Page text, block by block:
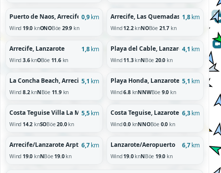
Puerto de Naos, Arrecife, Lanzarote
0,9 km
Wind 19.0 knONOBöe29.9 kn
Arrecife, Las Quemadas, Lanzarote
1,8km
Wind12.2knNOBöe 21.7kn
Arrecife, Lanzarote 1,8 km
Wind 3.6knOBöe 11.6kn
Playa del Cable, Lanzarote
4,1 km
Wind11.3knNBöe 20.0 kn
La Concha Beach, Arrecife, Lanzarote
5,1 km
Wind 8.2knNBöe 11.9kn
Playa Honda, Lanzarote 5,1 km
Wind6.8knNNWBöe 9.0 kn
Costa Teguise Villa La Morena, Lanzarote
5,5 km
Wind 14.2 knSOBöe20.0kn
Costa Teguise, Lazarote 6,3km
Wind0.0knNNOBöe 0.0 kn
Arrecife/Lanzarote Arpt 6,7 km
Wind 19.0 knNBöe19.0kn
Lanzarote/Aeropuerto 6,7km
Wind19.0knNBöe 19.0 kn